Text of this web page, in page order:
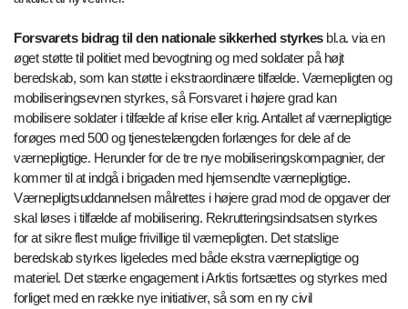
Forsvarets bidrag til den nationale sikkerhed styrkesbl.a. via en
øget støtte til politiet med bevogtning og med soldater på højt
beredskab, som kan støtte i ekstraordinære tilfælde. Værnepligten og
mobiliseringsevnen styrkes, så Forsvaret i højere grad kan
mobilisere soldater i tilfælde af krise eller krig. Antallet af værnepligtige
forøges med 500 og tjenestelængden forlænges for dele af de
værnepligtige. Herunder for de tre nye mobiliseringskompagnier, der
kommer til at indgå i brigaden med hjemsendte værnepligtige.
Værnepligtsuddannelsen målrettes i højere grad mod de opgaver der
skal løses i tilfælde af mobilisering. Rekrutteringsindsatsen styrkes
for at sikre flest mulige frivillige til værnepligten. Det statslige
beredskab styrkes ligeledes med både ekstra værnepligtige og
materiel. Det stærke engagement i Arktis fortsættes og styrkes med
forliget med en række nye initiativer, så som en ny civil